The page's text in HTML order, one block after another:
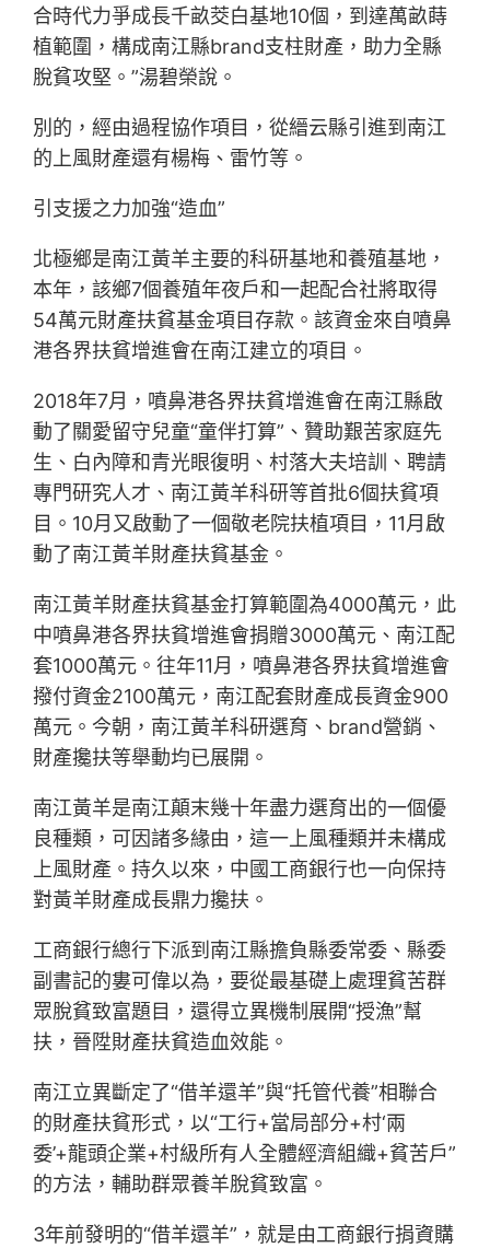
合時代力爭成長千畝茭白基地10個，到達萬畝蒔
植範圍，構成南江縣brand支柱財產，助力全縣
脫貧攻堅。”湯碧榮說。
別的，經由過程協作項目，從縉云縣引進到南江
的上風財產還有楊梅、雷竹等。
引支援之力加強“造血”
北極鄉是南江黃羊主要的科研基地和養殖基地，
本年，該鄉7個養殖年夜戶和一起配合社將取得
54萬元財產扶貧基金項目存款。該資金來自噴鼻
港各界扶貧增進會在南江建立的項目。
2018年7月，噴鼻港各界扶貧增進會在南江縣啟
動了關愛留守兒童“童伴打算”、贊助艱苦家庭先
生、白內障和青光眼復明、村落大夫培訓、聘請
專門研究人才、南江黃羊科研等首批6個扶貧項
目。10月又啟動了一個敬老院扶植項目，11月啟
動了南江黃羊財產扶貧基金。
南江黃羊財產扶貧基金打算範圍為4000萬元，此
中噴鼻港各界扶貧增進會捐贈3000萬元、南江配
套1000萬元。往年11月，噴鼻港各界扶貧增進會
撥付資金2100萬元，南江配套財產成長資金900
萬元。今朝，南江黃羊科研選育、brand營銷、
財產攙扶等舉動均已展開。
南江黃羊是南江顛末幾十年盡力選育出的一個優
良種類，可因諸多緣由，這一上風種類并未構成
上風財產。持久以來，中國工商銀行也一向保持
對黃羊財產成長鼎力攙扶。
工商銀行總行下派到南江縣擔負縣委常委、縣委
副書記的婁可偉以為，要從最基礎上處理貧苦群
眾脫貧致富題目，還得立異機制展開“授漁”幫
扶，晉陞財產扶貧造血效能。
南江立異斷定了“借羊還羊”與“托管代養”相聯合
的財產扶貧形式，以“工行+當局部分+村‘兩
委’+龍頭企業+村級所有人全體經濟組織+貧苦戶”
的方法，輔助群眾養羊脫貧致富。
3年前發明的“借羊還羊”，就是由工商銀行捐資購